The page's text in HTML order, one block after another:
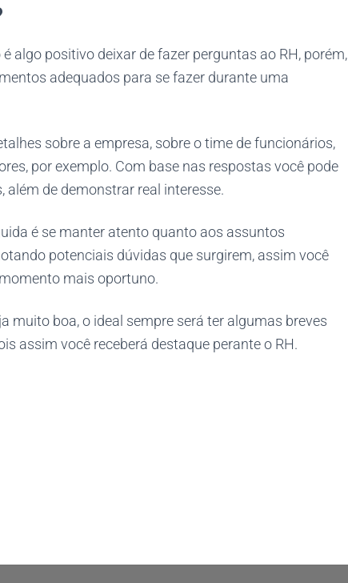
algo positivo deixar de fazer perguntas ao RH, porém,
adequados para se fazer durante uma
sobre a empresa, sobre o time de funcionários,
por exemplo. Com base nas respostas você pode
de demonstrar real interesse.
é se manter atento quanto aos assuntos
potenciais dúvidas que surgirem, assim você
mais oportuno.
muito boa, o ideal sempre será ter algumas breves
assim você receberá destaque perante o RH.